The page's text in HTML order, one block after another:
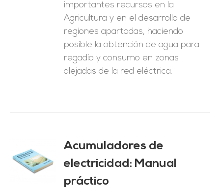
importantes recursos en la
Agricultura y en el desarrollo de
regiones apartadas, haciendo
posible la obtención de agua para
regadío y consumo en zonas
alejadas de la red eléctrica.
Acumuladores de
electricidad: Manual
práctico